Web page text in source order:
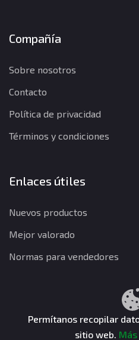
Compañía
Sobre nosotros
Contacto
Política de privacidad
Términos y condiciones
Enlaces útiles
Nuevos productos
Mejor valorado
Normas para vendedores
Términos y
CuentasGO © 2026. Todos
Permítanos recopilar
sitio web.